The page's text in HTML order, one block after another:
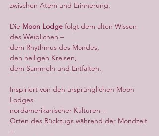
zwischen Atem und Erinnerung.
Die Moon Lodge folgt dem alten Wissen
des Weiblichen –
dem Rhythmus des Mondes,
den heiligen Kreisen,
dem Sammeln und Entfalten.
Inspiriert von den ursprünglichen Moon
Lodges
nordamerikanischer Kulturen –
Orten des Rückzugs während der Mondzeit
–